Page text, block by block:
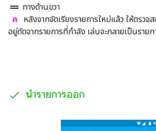
drag_handle ทางด้านขวา
ค
หลังจากจัดเรียงรายการใหม่แล้ว ให้ตรวจ
อยู่ถัดจากรายการที่กำลัง เล่นจะกลายเป็นรายก
นำรายการออก